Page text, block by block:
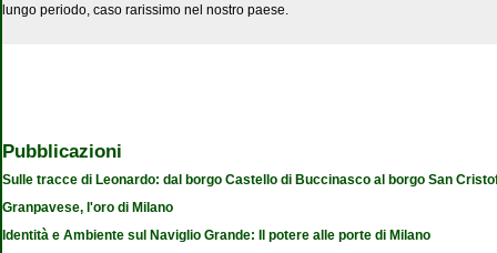
lungo periodo, caso rarissimo nel nostro paese.
Pubblicazioni
Sulle tracce di Leonardo: dal borgo Castello di Buccinasco al borgo San
Granpavese, l'oro di Milano
Identità e Ambiente sul Naviglio Grande: Il potere alle porte di Milano